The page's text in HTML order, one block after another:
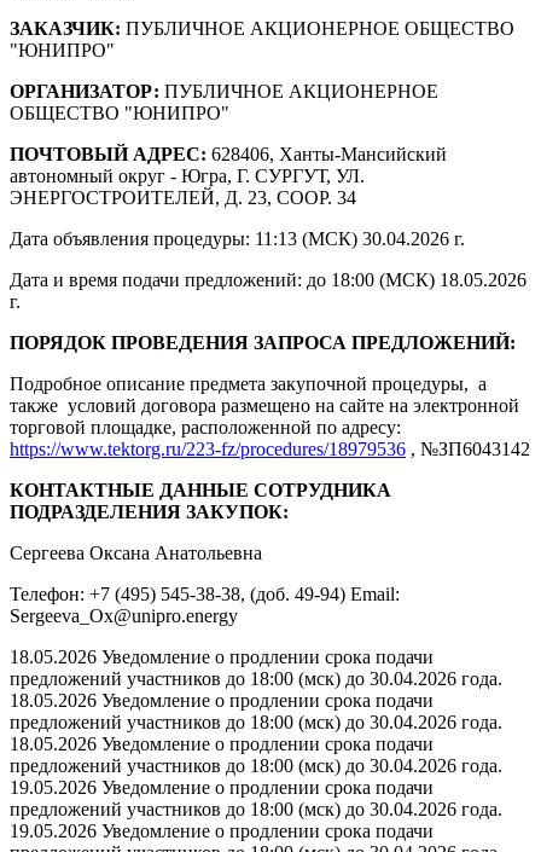
ЗАКАЗЧИК: ПУБЛИЧНОЕ АКЦИОНЕРНОЕ ОБЩЕСТВО
"ЮНИПРО"
ОРГАНИЗАТОР: ПУБЛИЧНОЕ АКЦИОНЕРНОЕ
ОБЩЕСТВО "ЮНИПРО"
ПОЧТОВЫЙ АДРЕС: 628406, Ханты-Мансийский
автономный округ - Югра, Г. СУРГУТ, УЛ.
ЭНЕРГОСТРОИТЕЛЕЙ, Д. 23, СООР. 34
Дата объявления процедуры: 11:13 (МСК) 30.04.2026 г.
Дата и время подачи предложений: до 18:00 (МСК) 18.05.2026
г.
ПОРЯДОК ПРОВЕДЕНИЯ ЗАПРОСА ПРЕДЛОЖЕНИЙ:
Подробное описание предмета закупочной процедуры, а
также условий договора размещено на сайте на электронной
торговой площадке, расположенной по адресу:
https://www.tektorg.ru/223-fz/procedures/18979536 , №ЗП6043142
КОНТАКТНЫЕ ДАННЫЕ СОТРУДНИКА
ПОДРАЗДЕЛЕНИЯ ЗАКУПОК:
Сергеева Оксана Анатольевна
Телефон: +7 (495) 545-38-38, (доб. 49-94) Email:
Sergeeva_Ox@unipro.energy
18.05.2026 Уведомление о продлении срока подачи
предложений участников до 18:00 (мск) до 30.04.2026 года.
18.05.2026 Уведомление о продлении срока подачи
предложений участников до 18:00 (мск) до 30.04.2026 года.
18.05.2026 Уведомление о продлении срока подачи
предложений участников до 18:00 (мск) до 30.04.2026 года.
19.05.2026 Уведомление о продлении срока подачи
предложений участников до 18:00 (мск) до 30.04.2026 года.
19.05.2026 Уведомление о продлении срока подачи